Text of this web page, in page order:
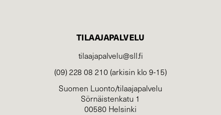
TILAAJAPALVELU
tilaajapalvelu@sll.fi
(09) 228 08 210 (arkisin klo 9-15)
Suomen Luonto/tilaajapalvelu
Sörnäistenkatu 1
00580 Helsinki